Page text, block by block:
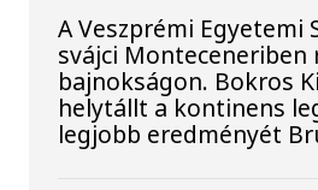
A Veszprémi
svájci
bajnokságon. Bokros
helytállt a kontinens
legjobb eredményét